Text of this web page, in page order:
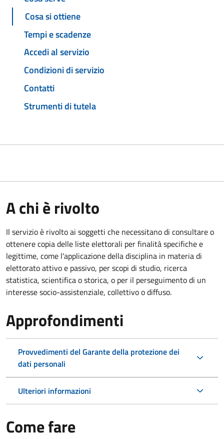
Cosa si ottiene
Tempi e scadenze
Accedi al servizio
Condizioni di servizio
Contatti
Strumenti di tutela
A chi è rivolto
Il servizio è rivolto ai soggetti che necessitano di consultare o
ottenere copia delle liste elettorali per finalità specifiche e
legittime, come l'applicazione della disciplina in materia di
elettorato attivo e passivo, per scopi di studio, ricerca
statistica, scientifica o storica, o per il perseguimento di un
interesse socio-assistenziale, collettivo o diffuso.
Approfondimenti
Provvedimenti del Garante della protezione dei
dati personali
Ulteriori informazioni
Come fare